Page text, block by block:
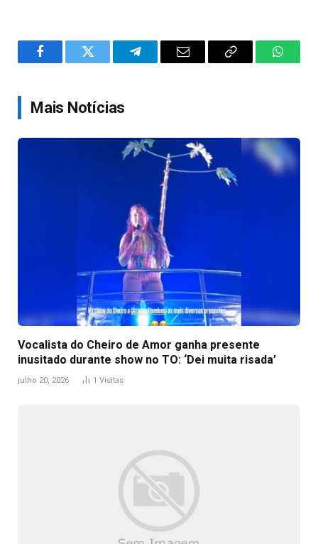
FacebookTwitter TelegramEmail
Copy
Mais Notícias
Vocalista do Cheiro de Amor ganha presente
inusitado durante show no TO: ‘Dei muita risada’
julho 20, 2026 1 Visitas